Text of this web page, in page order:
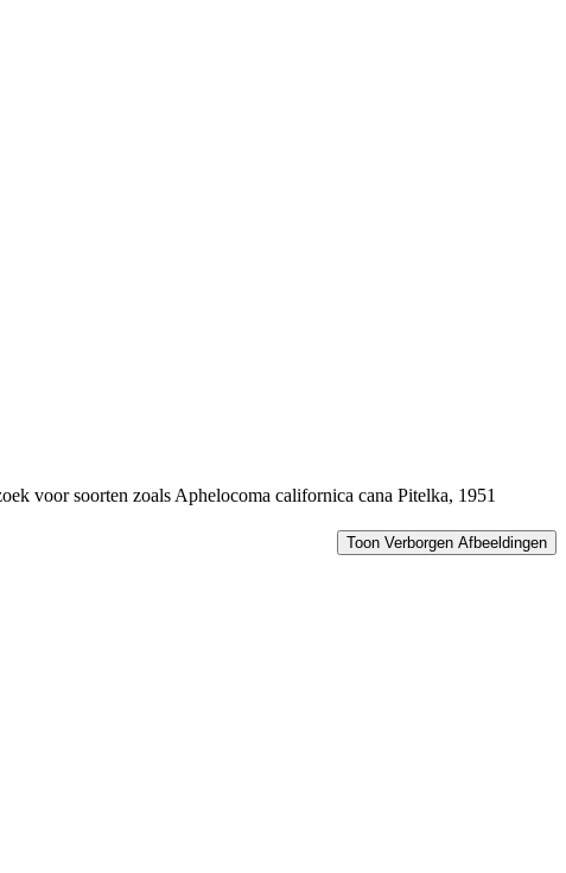
voor soorten zoalsAphelocoma californica cana Pitelka, 1951
Toon Verborgen Afbeeldingen